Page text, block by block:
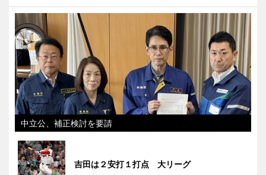
中立公、補正検討を要請
吉田は２安打１打点 大リーグ